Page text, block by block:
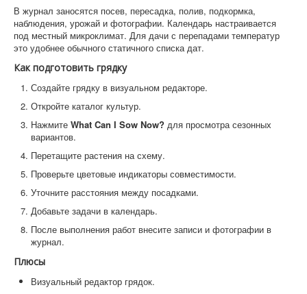
В журнал заносятся посев, пересадка, полив, подкормка,
наблюдения, урожай и фотографии. Календарь настраивается
под местный микроклимат. Для дачи с перепадами температур
это удобнее обычного статичного списка дат.
Как подготовить грядку
Создайте грядку в визуальном редакторе.
Откройте каталог культур.
Нажмите What Can I Sow Now? для просмотра сезонных
вариантов.
Перетащите растения на схему.
Проверьте цветовые индикаторы совместимости.
Уточните расстояния между посадками.
Добавьте задачи в календарь.
После выполнения работ внесите записи и фотографии в
журнал.
Плюсы
Визуальный редактор грядок.